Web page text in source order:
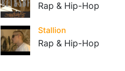
Rap & Hip-Hop
Stallion
Rap & Hip-Hop